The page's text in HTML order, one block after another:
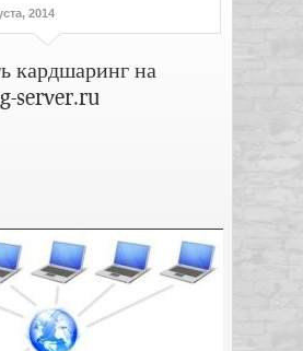
2014
кардшаринг на
server.ru